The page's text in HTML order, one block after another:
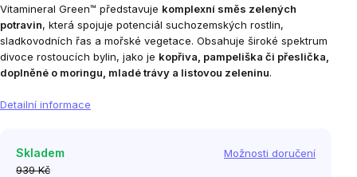
Vitamineral Green™ představuje komplexní směs zelených
potravin, která spojuje potenciál suchozemských rostlin,
sladkovodních řas a mořské vegetace. Obsahuje široké spektrum
divoce rostoucích bylin, jako je kopřiva, pampeliška či přeslička,
doplněné o moringu, mladé trávy a listovou zeleninu.
Detailní informace
Skladem
Možnosti doručení
939 Kč